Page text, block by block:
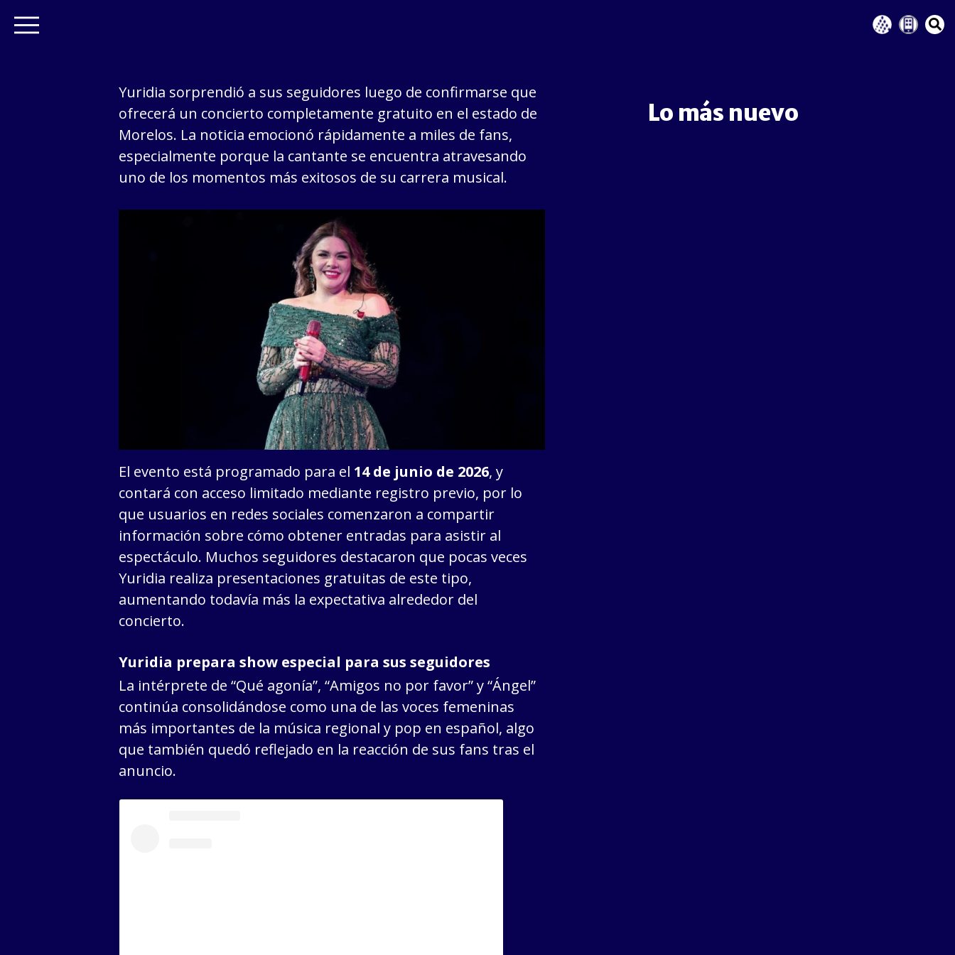
Yuridia sorprendió a sus seguidores luego de confirmarse que
ofrecerá un concierto completamente gratuito en el estado de
Morelos. La noticia emocionó rápidamente a miles de fans,
especialmente porque la cantante se encuentra atravesando
uno de los momentos más exitosos de su carrera musical.
El evento está programado para el 14 de junio de 2026, y
contará con acceso limitado mediante registro previo, por lo
que usuarios en redes sociales comenzaron a compartir
información sobre cómo obtener entradas para asistir al
espectáculo. Muchos seguidores destacaron que pocas veces
Yuridia realiza presentaciones gratuitas de este tipo,
aumentando todavía más la expectativa alrededor del
concierto.
Yuridia prepara show especial para sus seguidores
La intérprete de “Qué agonía”, “Amigos no por favor” y “Ángel”
continúa consolidándose como una de las voces femeninas
más importantes de la música regional y pop en español, algo
que también quedó reflejado en la reacción de sus fans tras el
anuncio.
Lo más nuevo